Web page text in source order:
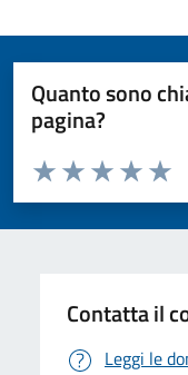
Quanto sono
pagina?
Valuta da 1 a 5 stelle la
Valuta 4
Valuta 3
Valuta 2 stelle
Valuta 1 stelle su 5
Contatta il
Leggi le